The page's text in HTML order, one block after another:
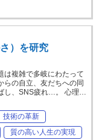
）を研究
は複雑で多岐にわたって
らの自立、友だちへの同
し、SNS疲れ…。 心理…
技術の革新
質の高い人生の実現